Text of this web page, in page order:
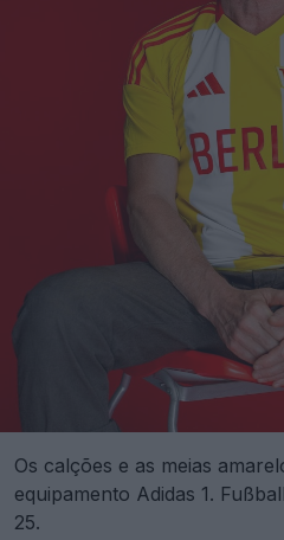
Os calções e as meias
equipamento Adidas 1.
25.